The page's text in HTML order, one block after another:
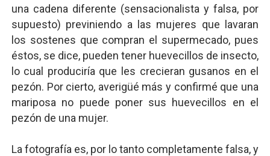
una cadena diferente (sensacionalista y falsa, por
supuesto) previniendo a las mujeres que lavaran
los sostenes que compran el supermecado, pues
éstos, se dice, pueden tener huevecillos de insecto,
lo cual produciría que les crecieran gusanos en el
pezón. Por cierto, averigüé más y confirmé que una
mariposa no puede poner sus huevecillos en el
pezón de una mujer.
La fotografía es, por lo tanto completamente falsa, y